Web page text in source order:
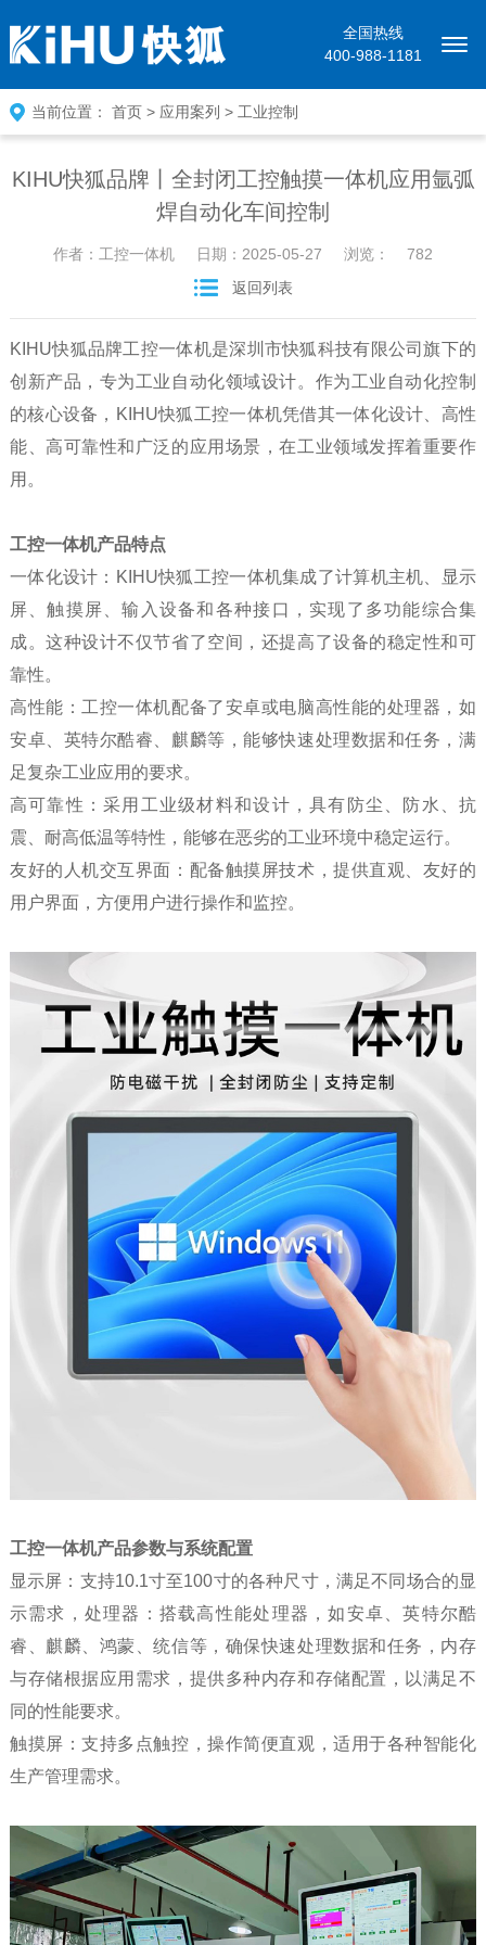
全国热线
400-988-1181
当前位置： 首页> 应用案列 > 工业控制
KIHU快狐品牌丨全封闭工控触摸一体机应用氩弧
焊自动化车间控制
作者：工控一体机 日期：2025-05-27 浏览：
782
返回列表
KIHU快狐品牌工控一体机是深圳市快狐科技有限公司旗下的
创新产品，专为工业自动化领域设计。作为工业自动化控制
的核心设备，KIHU快狐工控一体机凭借其一体化设计、高性
能、高可靠性和广泛的应用场景，在工业领域发挥着重要作
用。
工控一体机产品特点
一体化设计：KIHU快狐工控一体机集成了计算机主机、显示
屏、触摸屏、输入设备和各种接口，实现了多功能综合集
成。这种设计不仅节省了空间，还提高了设备的稳定性和可
靠性。
高性能：工控一体机配备了安卓或电脑高性能的处理器，如
安卓、英特尔酷睿、麒麟等，能够快速处理数据和任务，满
足复杂工业应用的要求。
高可靠性：采用工业级材料和设计，具有防尘、防水、抗
震、耐高低温等特性，能够在恶劣的工业环境中稳定运行。
友好的人机交互界面：配备触摸屏技术，提供直观、友好的
用户界面，方便用户进行操作和监控。
工控一体机产品参数与系统配置
显示屏：支持10.1寸至100寸的各种尺寸，满足不同场合的显
示需求，处理器：搭载高性能处理器，如安卓、英特尔酷
睿、麒麟、鸿蒙、统信等，确保快速处理数据和任务，内存
与存储根据应用需求，提供多种内存和存储配置，以满足不
同的性能要求。
触摸屏：支持多点触控，操作简便直观，适用于各种智能化
生产管理需求。